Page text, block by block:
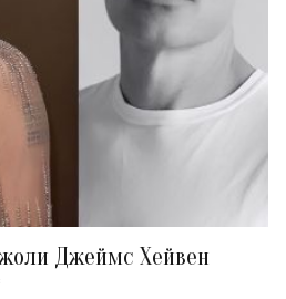
Джеймс Хейвен